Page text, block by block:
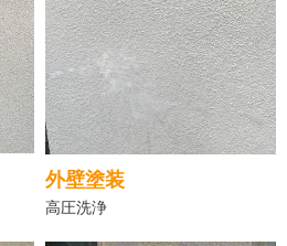
外壁塗装
高圧洗浄